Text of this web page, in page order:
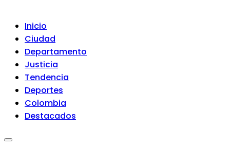
Inicio
Ciudad
Departamento
Justicia
Tendencia
Deportes
Colombia
Destacados